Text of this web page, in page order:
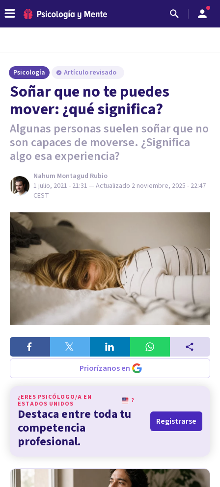
Psicología Artículo revisado
Soñar que no te puedes
mover: ¿qué significa?
Algunas personas suelen soñar que no
son capaces de moverse. ¿Significa
algo esa experiencia?
Nahum Montagud Rubio
1 julio, 2021 - 21:31 — Actualizado 2 noviembre, 2025 - 22:47
CEST
Priorízanos en
¿ERES PSICÓLOGO/A EN
ESTADOS UNIDOS
?
Destaca entre toda tu
competencia
profesional.
Registrarse